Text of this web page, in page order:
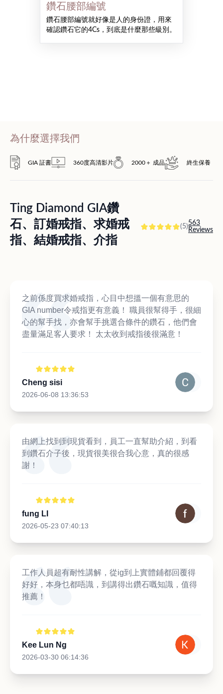
鑽石腰部編號
鑽石腰部編號就好像是人的身份證，用來
確認鑽石它的4Cs，到底是什麼那些級別。
為什麼選擇我們
GIA 証書 360度高清影片 2000＋ 成品 終生保養
Ting Diamond GIA鑽
石、訂婚戒指、求婚戒
指、結婚戒指、介指
(5)563
Reviews
之前係度買求婚戒指，心目中想搵一個有意思的
GIA number令戒指更有意義！ 職員很幫得手，很細
心的幫手找，亦會幫手挑選合條件的鑽石，他們會
盡量滿足客人要求！ 太太收到戒指後很滿意！
Cheng sisi
2026-06-08 13:36:53
由網上找到到現貨看到，員工一直幫助介紹，到看
到鑽石介子後，現貨很美很合我心意，真的很感
謝！
fung LI
2026-05-23 07:40:13
工作人員超有耐性講解，從ig到上實體鋪都回覆得
好好，本身乜都唔識，到講得出鑽石嘅知識，值得
推薦！
Kee Lun Ng
2026-03-30 06:14:36